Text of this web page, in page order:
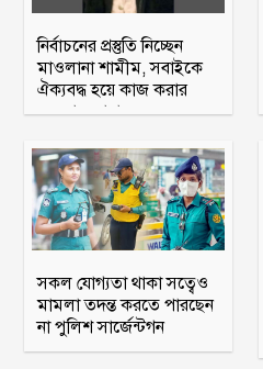
নির্বাচনের প্রস্তুতি নিচ্ছেন
মাওলানা শামীম, সবাইকে
ঐক্যবদ্ধ হয়ে কাজ করার
অহব্বান জানান
সকল যোগ্যতা থাকা সত্বেও
মামলা তদন্ত করতে পারছেন
না পুলিশ সার্জেন্টগন